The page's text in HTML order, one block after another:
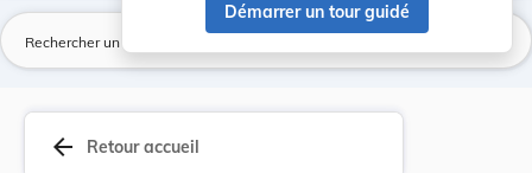
Démarrer un tour guidé
arrow_back Retour accueil